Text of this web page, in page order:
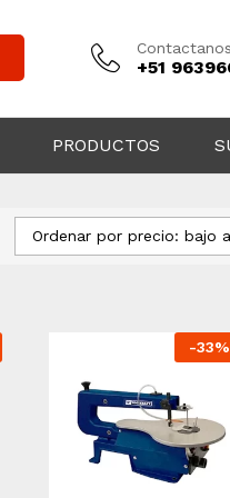
Contactanos
+51
PRODUCTOS
Ordenar por precio: bajo
-33%